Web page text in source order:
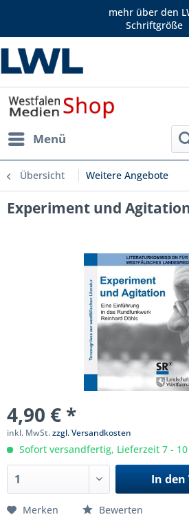
mehr über den
Schriftgröße
Menü
Übersicht Weitere Angebote
Experiment und
4,90 € *
inkl. MwSt.zzgl. Versandkosten
Sofort versandfertig, Lieferzeit 7 - 10
In den
Merken Bewerten